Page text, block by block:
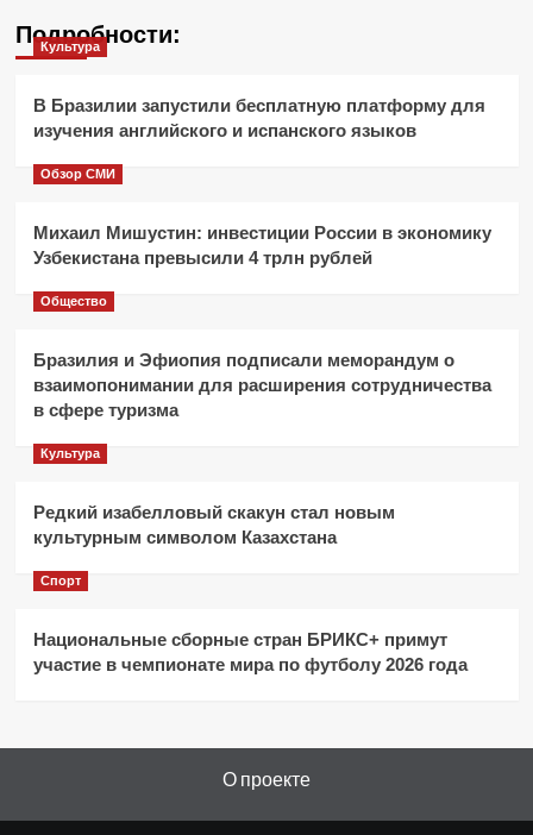
Подробности:
Культура
В Бразилии запустили бесплатную платформу для
изучения английского и испанского языков
Обзор СМИ
Михаил Мишустин: инвестиции России в экономику
Узбекистана превысили 4 трлн рублей
Общество
Бразилия и Эфиопия подписали меморандум о
взаимопонимании для расширения сотрудничества
в сфере туризма
Культура
Редкий изабелловый скакун стал новым
культурным символом Казахстана
Спорт
Национальные сборные стран БРИКС+ примут
участие в чемпионате мира по футболу 2026 года
О проекте